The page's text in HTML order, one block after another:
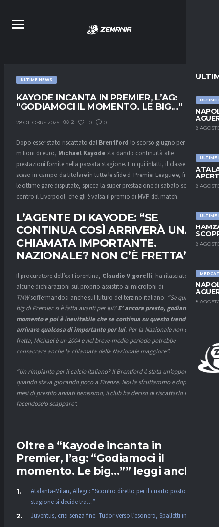
ULTIME
8
ULTIME
8
ULTIME
8
8
ULTIME NEWS
KAYODE INCANTA IN PREMIER, L’AG:
“GODIAMOCI IL MOMENTO. LE BIG…”
28 OTTOBRE 2025 2 10 0
Dopo esser stato riscattato dal Brentford lo scorso giugno per 17,5
milioni di euro, Michael Kayode sta dando continuità alle
prestazioni fornite nella passata stagione. Fin qui infatti, il classe 2004 è
sceso in campo da titolare in tutte le sfide di Premier League e, fra tutte
le ottime gare disputate, spicca la super prestazione di sabato scorso
contro il Liverpool, che gli è valsa il premio di MVP del match.
L’AGENTE DI KAYODE: “SE
CONTINUA COSÌ ARRIVERÀ UNA
CHIAMATA IMPORTANTE.
NAZIONALE? NON C’È FRETTA”
Il procuratore dell’ex Fiorentina, Claudio Vigorelli, ha rilasciato
alcune dichiarazioni sul proprio assistito ai microfoni di
TMWsoffermandosi anche sul futuro del terzino italiano: “Se qualche
big di Premier si è fatta avanti per lui?E’ ancora presto, godiamoci il
momento e poi è inevitabile che se continua su questo trend possa
arrivare qualcosa di importante per lui. Per la Nazionale non c’è
fretta, Michael è un 2004 e nel breve-medio periodo potrebbe
consacrare anche la chiamata della Nazionale maggiore”.
“Un rimpianto per il calcio italiano? Il Brentford è stata un’opportunità
quando stava giocando poco a Firenze. Noi la sfruttammo e dopo sei
mesi di prestito andati benissimo, il club ha deciso di riscattarlo non
facendoselo scappare”.
Oltre a “Kayode incanta in
Premier, l’ag: “Godiamoci il
momento. Le big…”” leggi anche:
Atalanta-Milan, Allegri: “Scontro diretto per il quarto posto, la
stagione si decide tra…”
Juventus, crisi senza fine: Tudor verso l’esonero, Spalletti in pole